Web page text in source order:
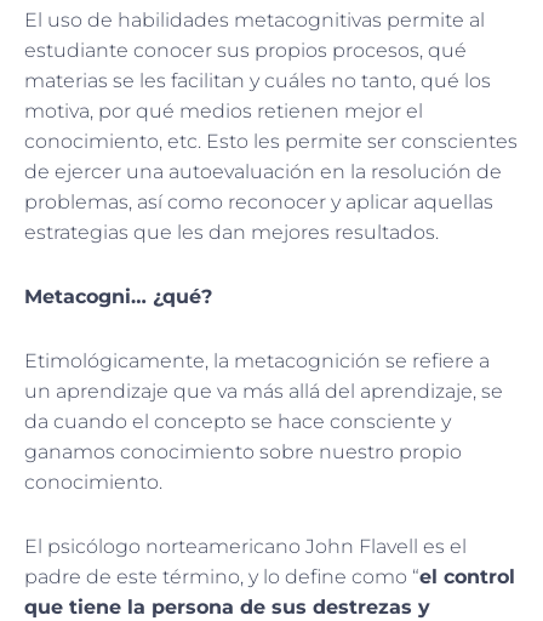
El uso de habilidades metacognitivas permite al
estudiante conocer sus propios procesos, qué
materias se les facilitan y cuáles no tanto, qué los
motiva, por qué medios retienen mejor el
conocimiento, etc. Esto les permite ser conscientes
de ejercer una autoevaluación en la resolución de
problemas, así como reconocer y aplicar aquellas
estrategias que les dan mejores resultados.
Metacogni… ¿qué?
Etimológicamente, la metacognición se refiere a
un aprendizaje que va más allá del aprendizaje, se
da cuando el concepto se hace consciente y
ganamos conocimiento sobre nuestro propio
conocimiento.
El psicólogo norteamericano John Flavell es el
padre de este término, y lo define como “el control
que tiene la persona de sus destrezas y